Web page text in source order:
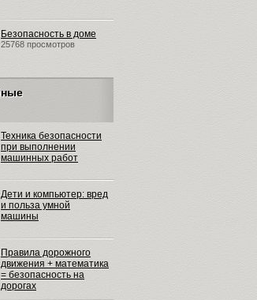
Безопасность в доме
25768 просмотров
Техника безопасности
при выполнении
машинных работ
Дети и компьютер: вред
и польза умной
машины
Правила дорожного
движения + математика
= безопасность на
дорогах